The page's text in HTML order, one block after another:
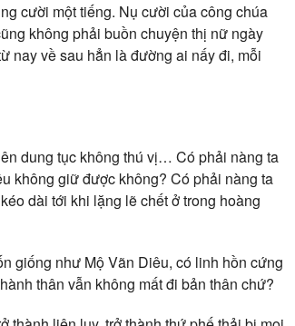
cười một tiếng. Nụ cười của công chúa
không phải buồn chuyện thị nữ ngày
nay về sau hẳn là đường ai nấy đi, mỗi
dung tục không thú vị… Có phải nàng ta
không giữ được không? Có phải nàng ta
dài tới khi lặng lẽ chết ở trong hoàng
giống như Mộ Vãn Diêu, có linh hồn cứng
thân vẫn không mất đi bản thân chứ?